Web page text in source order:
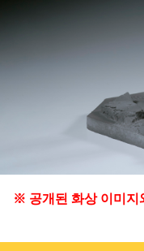
※ 공개된 화상 이미지